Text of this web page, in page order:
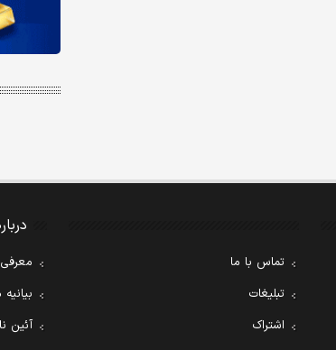
تماس با ما
تبلیغات
اشتراک
معرفی
آئین